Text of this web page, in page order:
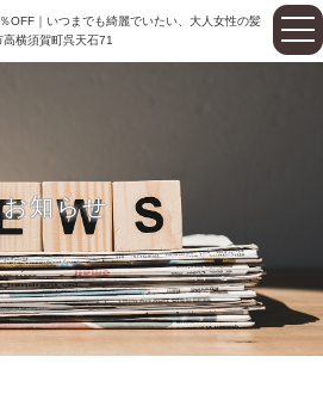
OFF｜いつまでも綺麗でいたい、大人女性の髪
横須賀町呉天石71
お知らせ